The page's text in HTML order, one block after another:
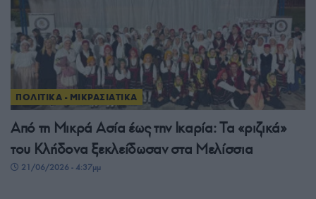
ΠΟΛΙΤΙΚΑ - ΜΙΚΡΑΣΙΑΤΙΚΑ
Από τη Μικρά Ασία έως την Ικαρία: Τα «ριζικά»
του Κλήδονα ξεκλείδωσαν στα Μελίσσια
21/06/2026 - 4:37μμ